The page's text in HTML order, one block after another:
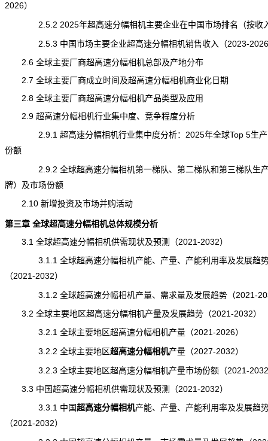
2026）
2.5.2 2025年超高速分幅相机主要企业在中国市场排名（按收
2.5.3 中国市场主要企业超高速分幅相机销售收入（2023-
2.6 全球主要厂商超高速分幅相机总部及产地分布
2.7 全球主要厂商成立时间及超高速分幅相机商业化日期
2.8 全球主要厂商超高速分幅相机产品类型及应用
2.9 超高速分幅相机行业集中度、竞争程度分析
2.9.1 超高速分幅相机行业集中度分析：2025年全球Top 5生产
份额
2.9.2 全球超高速分幅相机第一梯队、第二梯队和第三梯队生
牌）及市场份额
2.10 新增投资及市场并购活动
第三章 全球超高速分幅相机总体规模分析
3.1 全球超高速分幅相机供需现状及预测（2021-2032）
3.1.1 全球超高速分幅相机产能、产量、产能利用率及发展趋
（2021-2032）
3.1.2 全球超高速分幅相机产量、需求量及发展趋势（2021-
3.2 全球主要地区超高速分幅相机产量及发展趋势（2021-2032）
3.2.1 全球主要地区超高速分幅相机产量（2021-2026）
3.2.2 全球主要地区超高速分幅相机产量（2027-2032）
3.2.3 全球主要地区超高速分幅相机产量市场份额（2021-
3.3 中国超高速分幅相机供需现状及预测（2021-2032）
3.3.1 中国超高速分幅相机产能、产量、产能利用率及发展趋
（2021-2032）